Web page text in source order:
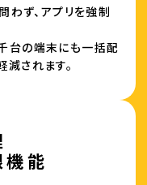
ず、アプリを強制
台の端末にも一括配
されます。
機能